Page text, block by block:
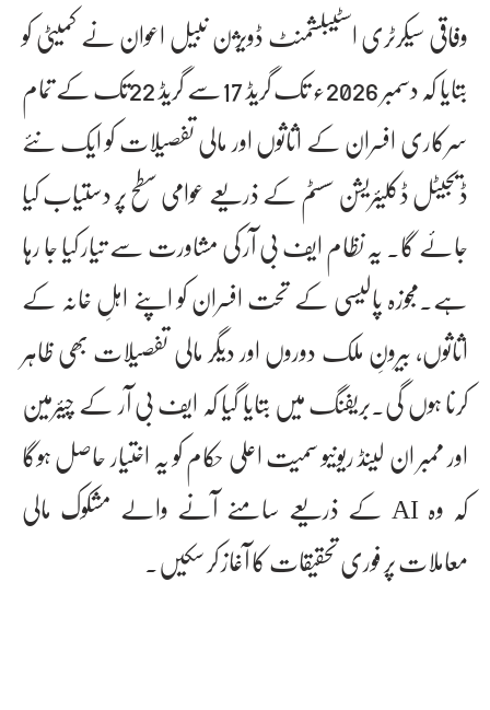
وفاقی سیکرٹری اسٹیبلشمنٹ ڈویژن نبیل اعوان نے کمیٹی کو
بتایا کہ دسمبر 2026ء تک گریڈ 17سے گریڈ 22تک کے تمام
سرکاری افسران کے اثاثوں اور مالی تفصیلات کو ایک نئے
ڈیجیٹل ڈکلیئریشن سسٹم کے ذریعے عوامی سطح پر دستیاب کیا
جائے گا۔ یہ نظام ایف بی آر کی مشاورت سے تیار کیا جا رہا
ہے۔مجوزہ پالیسی کے تحت افسران کو اپنے اہلِ خانہ کے
اثاثوں، بیرونِ ملک دوروں اور دیگر مالی تفصیلات بھی ظاہر
کرنا ہوں گی۔بریفنگ میں بتایا گیا کہ ایف بی آر کے چیئرمین
اور ممبر ان لینڈ ریونیو سمیت اعلی حکام کو یہ اختیار حاصل ہوگا
کہ وہ AI کے ذریعے سامنے آنے والے مشکوک مالی
معاملات پر فوری تحقیقات کا آغاز کر سکیں۔